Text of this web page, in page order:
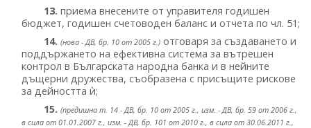
13. приема внесените от управителя годишен
бюджет, годишен счетоводен баланс и отчета по чл. 51;
14. (нова - ДВ, бр. 10 от 2005 г.) отговаря за създаването и
поддържането на ефективна система за вътрешен
контрол в Българската народна банка и в нейните
дъщерни дружества, съобразена с присъщите рискове
за дейността ѝ;
15. (предишна т. 14 - ДВ, бр. 10 от 2005 г., изм. - ДВ, бр. 59 от 2006 г.,
в сила от 01.01.2007 г., изм. - ДВ, бр. 101 от 2010 г., в сила от 30.06.2011 г.,